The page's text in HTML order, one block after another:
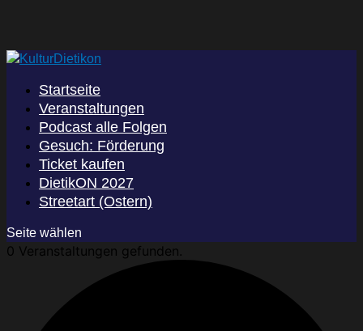
Startseite
Veranstaltungen
Podcast alle Folgen
Gesuch: Förderung
Ticket kaufen
DietikON 2027
Streetart (Ostern)
Seite wählen
0 Veranstaltungen gefunden.